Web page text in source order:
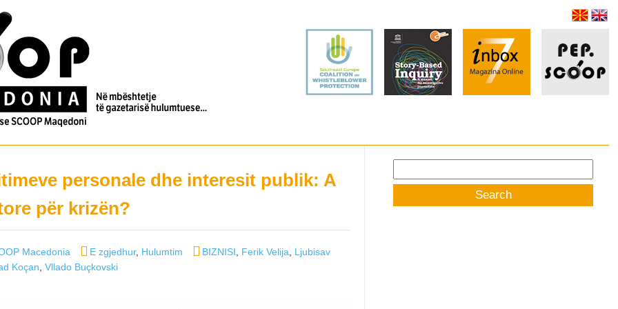
personale dhe interesit publik: A
për krizën?
Macedonia Categories
E zgjedhur, Hulumtim Tags
BIZNISI Ferik Velija
Ljubisav
Koçan ,Vllado Buçkovski
for: